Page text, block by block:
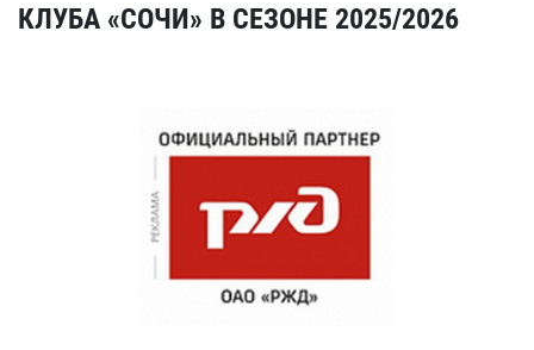
КЛУБА «СОЧИ» В СЕЗОНЕ 2025/2026